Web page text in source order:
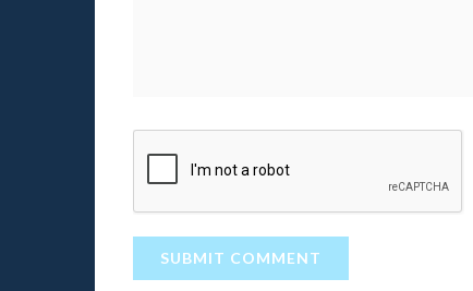
SUBMIT COMMENT